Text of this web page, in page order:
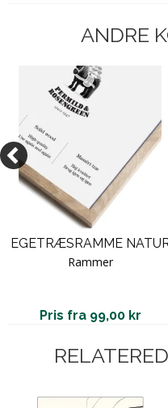
ANDRE
EGETRÆSRAMME
Rammer
Pris fra 99,00 kr